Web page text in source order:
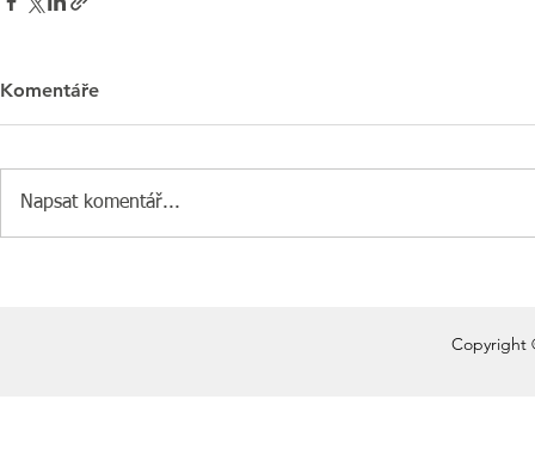
Komentáře
Napsat komentář...
Copyright